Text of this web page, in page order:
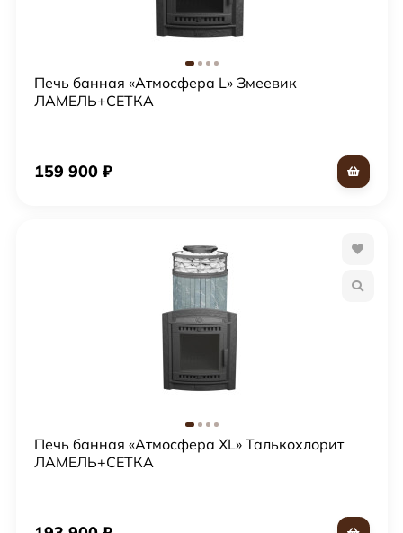
Печь банная «Атмосфера L» Змеевик
ЛАМЕЛЬ+СЕТКА
159 900 ₽
Печь банная «Атмосфера XL» Талькохлорит
ЛАМЕЛЬ+СЕТКА